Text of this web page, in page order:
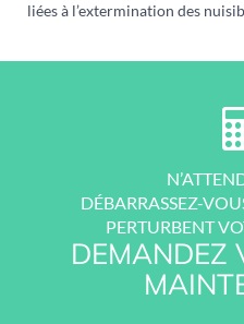
liées à l’extermination des
DÉBARRASSEZ-
PERTURBENT
DEMANDEZ